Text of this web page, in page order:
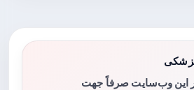
این وب‌سایت صرفاً جهت